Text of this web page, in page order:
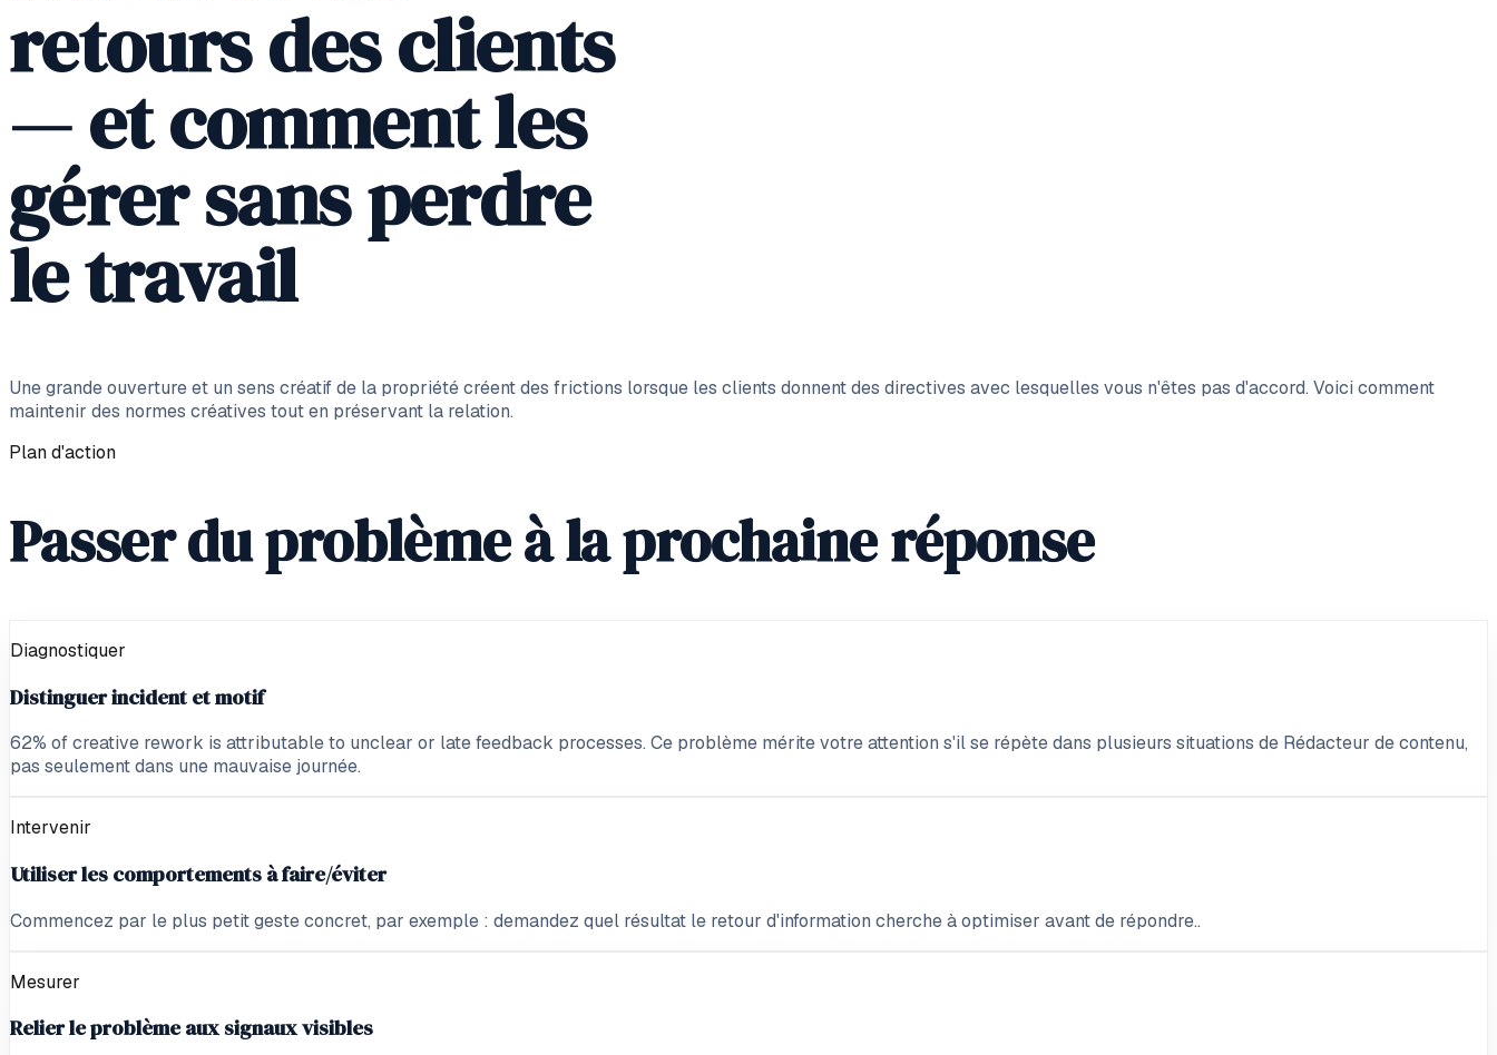
retours des clients
— et comment les
gérer sans perdre
le travail
Une grande ouverture et un sens créatif de la propriété créent des frictions lorsque les clients donnent des directives avec lesquelles vous n'êtes pas d'accord. Voici comment
maintenir des normes créatives tout en préservant la relation.
Plan d'action
Passer du problème à la prochaine réponse
Diagnostiquer
Distinguer incident et motif
62% of creative rework is attributable to unclear or late feedback processes. Ce problème mérite votre attention s'il se répète dans plusieurs situations de Rédacteur de contenu,
pas seulement dans une mauvaise journée.
Intervenir
Utiliser les comportements à faire/éviter
Commencez par le plus petit geste concret, par exemple : demandez quel résultat le retour d'information cherche à optimiser avant de répondre..
Mesurer
Relier le problème aux signaux visibles